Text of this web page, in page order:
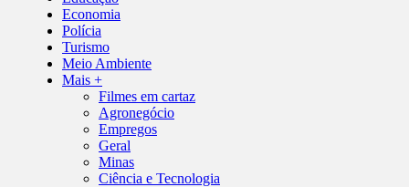
Economia
Polícia
Turismo
Meio Ambiente
Mais +
Filmes em cartaz
Agronegócio
Empregos
Geral
Minas
Ciência e Tecnologia